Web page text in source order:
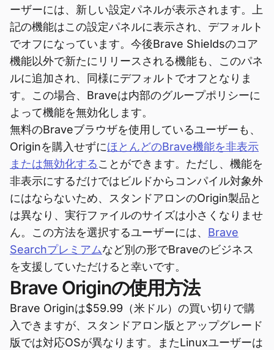
ーザーには、新しい設定パネルが表示されます。上
記の機能はこの設定パネルに表示され、デフォルト
でオフになっています。今後Brave Shieldsのコア
機能以外で新たにリリースされる機能も、このパネ
ルに追加され、同様にデフォルトでオフとなりま
す。この場合、Braveは内部のグループポリシーに
よって機能を無効化します。
無料のBraveブラウザを使用しているユーザーも、
Originを購入せずにほとんどのBrave機能を非表示
または無効化することができます。ただし、機能を
非表示にするだけではビルドからコンパイル対象外
にはならないため、スタンドアロンのOrigin製品と
は異なり、実行ファイルのサイズは小さくなりませ
ん。この方法を選択するユーザーには、 Brave
Searchプレミアムなど別の形でBraveのビジネス
を支援していただけると幸いです。
Brave Originの使用方法
Brave Originは$59.99（米ドル）の買い切りで購
入できますが、スタンドアロン版とアップグレード
版では対応OSが異なります。またLinuxユーザーは